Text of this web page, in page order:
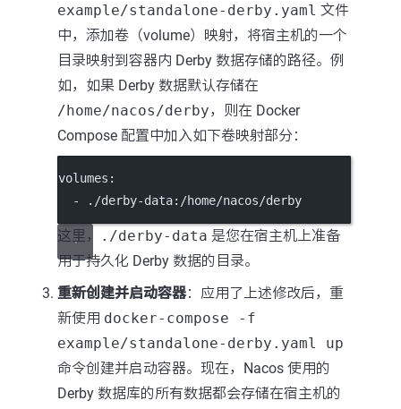
example/standalone-derby.yaml 文件
中，添加卷（volume）映射，将宿主机的一个
目录映射到容器内 Derby 数据存储的路径。例
如，如果 Derby 数据默认存储在
/home/nacos/derby，则在 Docker
Compose 配置中加入如下卷映射部分：
volumes :
  -
./derby-data:/home/nacos/derby
这里， ./derby-data 是您在宿主机上准备
用于持久化 Derby 数据的目录。
重新创建并启动容器：应用了上述修改后，重
新使用 docker-compose -f
example/standalone-derby.yaml up
命令创建并启动容器。现在，Nacos 使用的
Derby 数据库的所有数据都会存储在宿主机的